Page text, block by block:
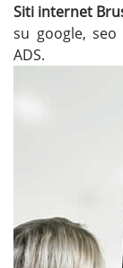
Siti internet
su google, seo
ADS.